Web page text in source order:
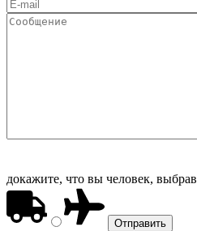
докажите, что вы человек, выбрав